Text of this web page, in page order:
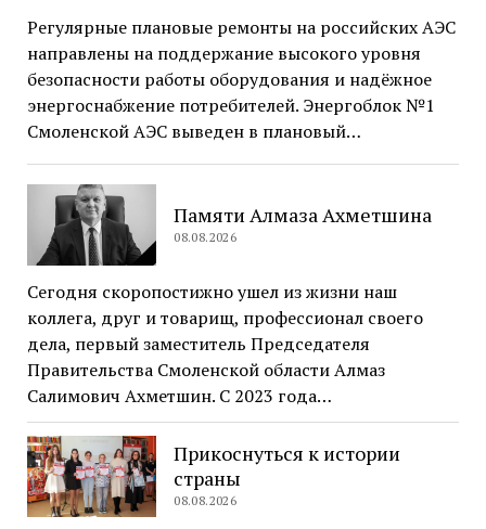
Регулярные плановые ремонты на российских АЭС
направлены на поддержание высокого уровня
безопасности работы оборудования и надёжное
энергоснабжение потребителей. Энергоблок №1
Смоленской АЭС выведен в плановый…
Памяти Алмаза Ахметшина
08.08.2026
Сегодня скоропостижно ушел из жизни наш
коллега, друг и товарищ, профессионал своего
дела, первый заместитель Председателя
Правительства Смоленской области Алмаз
Салимович Ахметшин. С 2023 года…
Прикоснуться к истории
страны
08.08.2026